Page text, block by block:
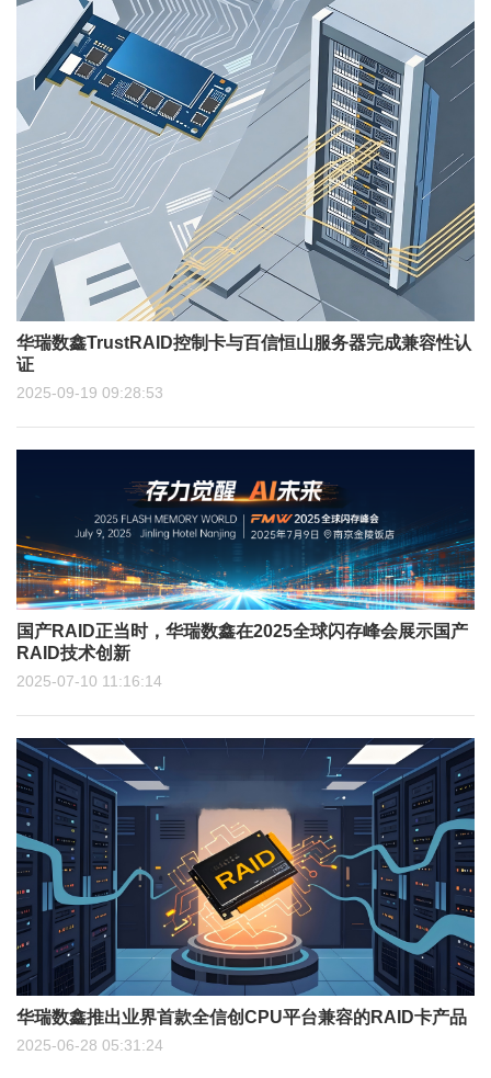
华瑞数鑫TrustRAID控制卡与百信恒山服务器完成兼容性认
证
2025-09-19 09:28:53
国产RAID正当时，华瑞数鑫在2025全球闪存峰会展示国产
RAID技术创新
2025-07-10 11:16:14
华瑞数鑫推出业界首款全信创CPU平台兼容的RAID卡产品
2025-06-28 05:31:24